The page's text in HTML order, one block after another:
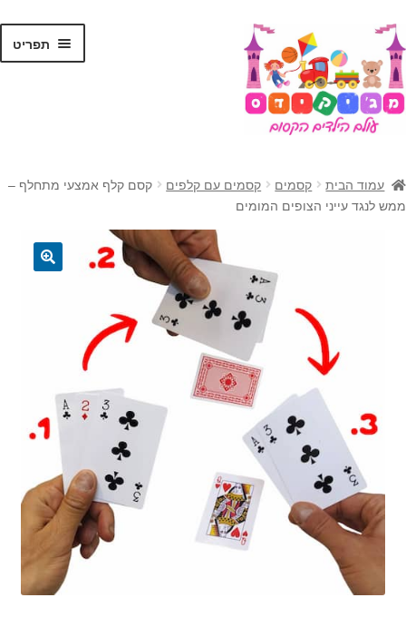
דלג
לניווט
לדלג
לתוכן
תפריט
צעצועים
מתנות לילדים
מוצרי קיץ
הילד
הפתעות ליום הולדת
בובות
יצירה
עמוד הבית קסמים קסמים עם קלפים
קסם קלף אמצעי מתחלף –
ממש לנגד עייני הצופים המומים